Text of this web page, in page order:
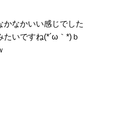
かなかいい感じでした
いですね(*´ω｀*)ｂ